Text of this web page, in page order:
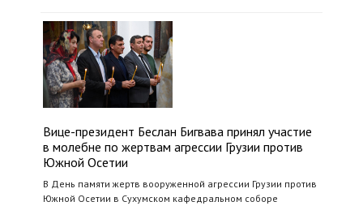
Вице-президент Беслан Бигвава принял участие
в молебне по жертвам агрессии Грузии против
Южной Осетии
В День памяти жертв вооруженной агрессии Грузии против
Южной Осетии в Сухумском кафедральном соборе